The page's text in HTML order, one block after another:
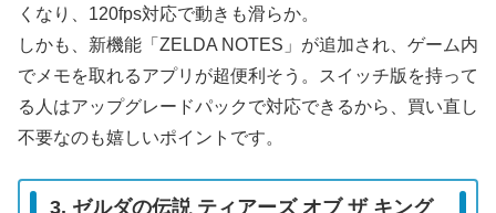
くなり、120fps対応で動きも滑らか。
しかも、新機能「ZELDA NOTES」が追加され、ゲーム内
でメモを取れるアプリが超便利そう。スイッチ版を持って
る人はアップグレードパックで対応できるから、買い直し
不要なのも嬉しいポイントです。
3. ゼルダの伝説 ティアーズ オブ ザ キング